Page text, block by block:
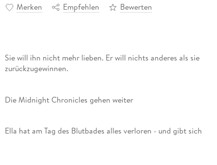
Merken Empfehlen Bewerten
Sie will ihn nicht mehr lieben. Er will nichts anderes als sie
zurückzugewinnen.
Die Midnight Chronicles gehen weiter
Ella hat am Tag des Blutbades alles verloren - und gibt sich